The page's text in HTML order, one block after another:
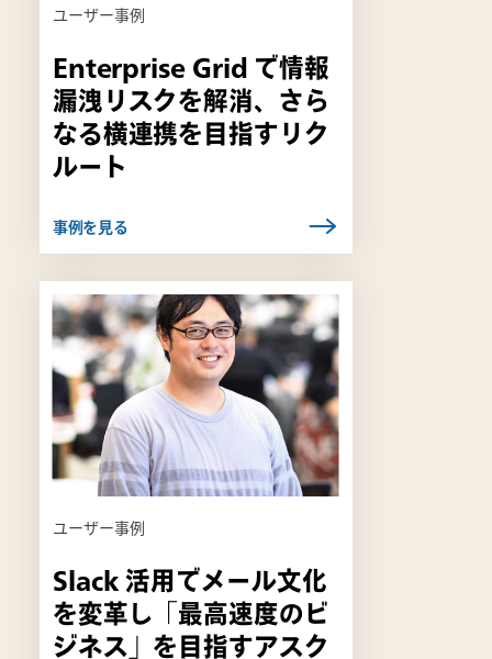
で
ま
す
ユーザー事例
Enterprise Grid で情報
漏洩リスクを解消、さら
なる横連携を目指すリク
ルート
事例を見る
リ
ク
は
し
い
タ
で
き
ま
す
ユーザー事例
Slack 活用でメール文化
を変革し「最高速度のビ
ジネス」を目指すアスク